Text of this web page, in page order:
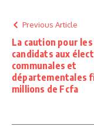
Previous Article
La caution pour les
candidats aux
communales et
départementales
millions de Fcfa